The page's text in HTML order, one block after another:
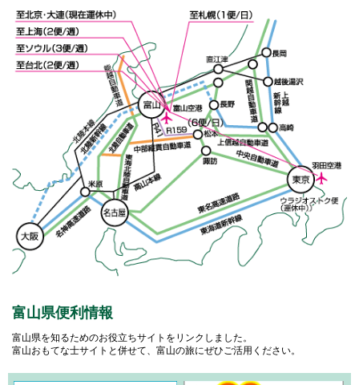
富山県便利情報
富山県を知るためのお役立ちサイトをリンクしました。
富山おもてな士サイトと併せて、富山の旅にぜひご活用ください。